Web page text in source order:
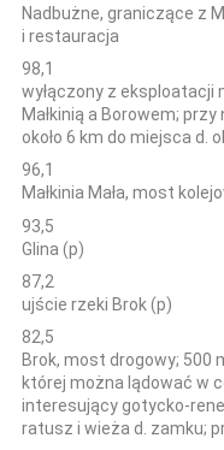
Nadbużne, graniczące z
i restauracja
98,1
wyłączony z
Małkinią a Borowem;
około 6 km do miejsca d.
96,1
Małkinia Mała, most
93,5
Glina (p)
87,2
ujście rzeki Brok (p)
82,5
Brok, most drogowy; 500
której można lądować w
interesujący gotycko-
ratusz i wieża d. zamku;